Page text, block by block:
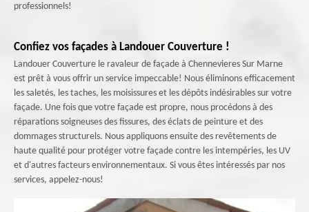
professionnels!
Confiez vos façades à Landouer Couverture !
Landouer Couverture le ravaleur de façade à Chennevieres Sur Marne
est prêt à vous offrir un service impeccable! Nous éliminons efficacement
les saletés, les taches, les moisissures et les dépôts indésirables sur votre
façade. Une fois que votre façade est propre, nous procédons à des
réparations soigneuses des fissures, des éclats de peinture et des
dommages structurels. Nous appliquons ensuite des revêtements de
haute qualité pour protéger votre façade contre les intempéries, les UV
et d'autres facteurs environnementaux. Si vous êtes intéressés par nos
services, appelez-nous!